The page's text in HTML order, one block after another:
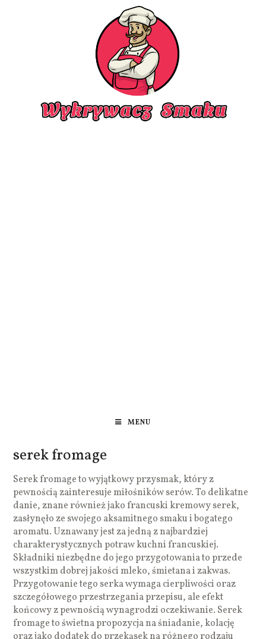
MENU
serek fromage
Serek fromage to wyjątkowy przysmak, który z
pewnością zainteresuje miłośników serów. To delikatne
danie, znane również jako francuski kremowy serek,
zasłynęło ze swojego aksamitnego smaku i bogatego
aromatu. Uznawany jest za jedną z najbardziej
charakterystycznych potraw kuchni francuskiej.
Składniki niezbędne do jego przygotowania to przede
wszystkim dobrej jakości mleko, śmietana i zakwas.
Przygotowanie tego serka wymaga cierpliwości oraz
szczegółowego przestrzegania przepisu, ale efekt
końcowy z pewnością wynagrodzi oczekiwanie. Serek
fromage to świetna propozycja na śniadanie, kolację